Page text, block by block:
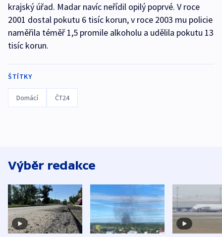
krajský úřad. Madar navíc neřídil opilý poprvé. V roce
2001 dostal pokutu 6 tisíc korun, v roce 2003 mu policie
naměřila téměř 1,5 promile alkoholu a udělila pokutu 13
tisíc korun.
ŠTÍTKY
Domácí ČT24
Výběr redakce